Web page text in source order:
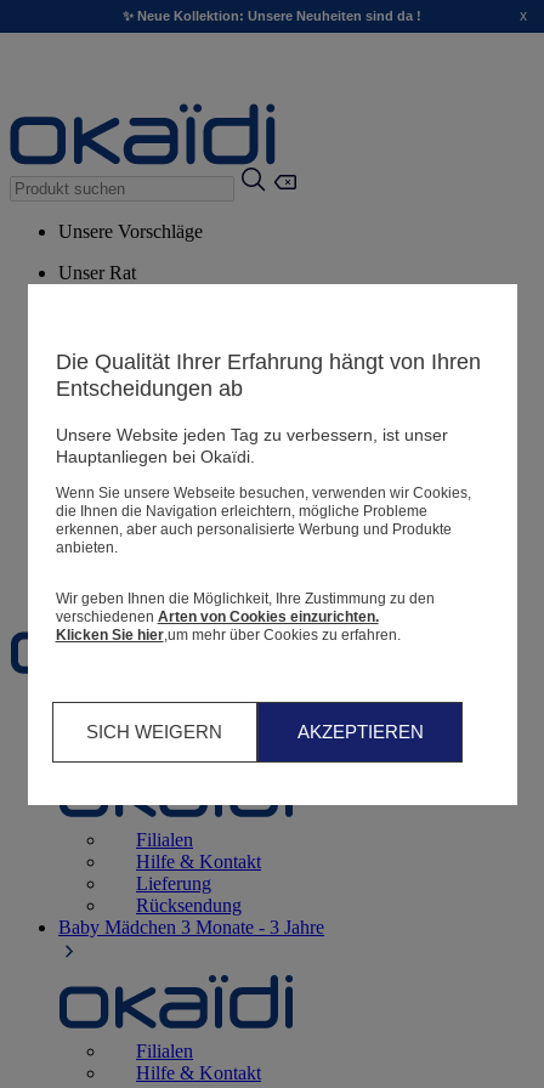
✨ Neue Kollektion: Unsere Neuheiten sind da ! x
Unsere Vorschläge
Unser Rat
Meine Informationen
Ihre Bestellungen
Warenkorb
Filialen
Hilfe & Kontakt
Lieferung
Rücksendung
Baby Mädchen 3 Monate - 3 Jahre
Filialen
Hilfe & Kontakt
Die Qualität Ihrer Erfahrung hängt von Ihren
Entscheidungen ab
Unsere Website jeden Tag zu verbessern, ist unser
Hauptanliegen bei Okaïdi.
Wenn Sie unsere Webseite besuchen, verwenden wir Cookies,
die Ihnen die Navigation erleichtern, mögliche Probleme
erkennen, aber auch personalisierte Werbung und Produkte
anbieten.
Wir geben Ihnen die Möglichkeit, Ihre Zustimmung zu den
verschiedenen Arten von Cookies einzurichten.
Klicken Sie hier,um mehr über Cookies zu erfahren.
SICH WEIGERN AKZEPTIEREN